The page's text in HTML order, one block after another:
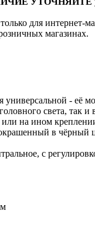
для интернет-
магазинах.
универсальной - её
света, так и
или на ином
в чёрный
с